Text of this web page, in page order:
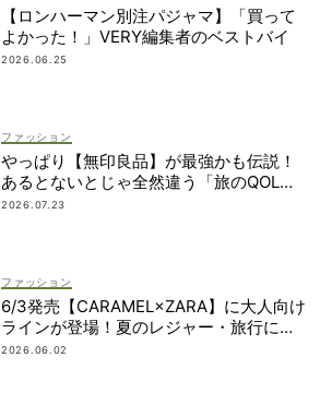
【ロンハーマン別注パジャマ】「買って
よかった！」VERY編集者のベストバイ
2026.06.25
ファッション
やっぱり【無印良品】が最強かも伝説！
あるとないとじゃ全然違う「旅のQOL爆
上げアイテム」
2026.07.23
ファッション
6/3発売【CARAMEL×ZARA】に大人向け
ラインが登場！夏のレジャー・旅行にも
おすすめ
2026.06.02